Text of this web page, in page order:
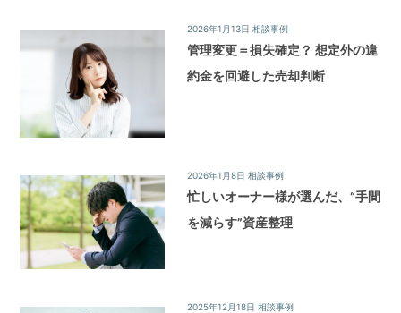
2026年1月13日 相談事例
管理変更＝損失確定？ 想定外の違
約金を回避した売却判断
2026年1月8日 相談事例
忙しいオーナー様が選んだ、“手間
を減らす”資産整理
2025年12月18日 相談事例